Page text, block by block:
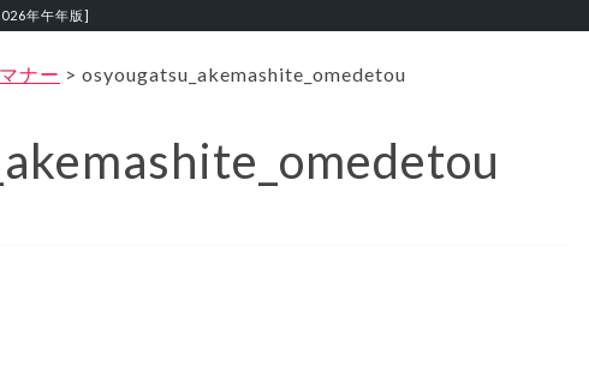
年午年版]
ナー > osyougatsu_akemashite_omedetou